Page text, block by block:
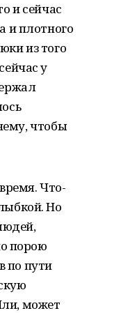
и сейчас
и плотного
из того
у
чтобы
Что-
Но
порою
по пути
может